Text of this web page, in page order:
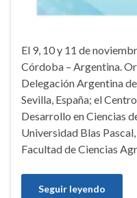
El 9, 10 y 11 de
Córdoba – Argentina.
Delegación Argentina
Sevilla, España; el
Desarrollo en Ciencias
Universidad Blas
Facultad de Ciencias
Seguir leyendo